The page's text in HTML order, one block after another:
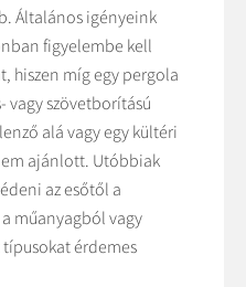
Általános igényeink
figyelembe kell
hiszen míg egy pergola
vagy szövetborítású
alá vagy egy kültéri
ajánlott. Utóbbiak
az esőtől a
műanyagból vagy
érdemes